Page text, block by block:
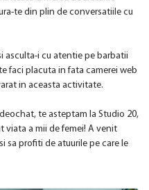
te din plin de conversatiile cu
asculta-i cu atentie pe barbatii
faci placuta in fata camerei web
in aceasta activitate.
te asteptam la Studio 20,
viata a mii de femei! A venit
sa profiti de atuurile pe care le